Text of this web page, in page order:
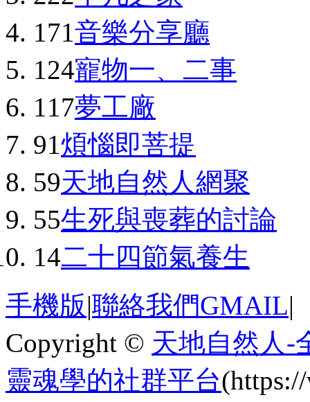
171音樂分享廳
124寵物一、二事
117夢工廠
91煩惱即菩提
59天地自然人網聚
55生死與喪葬的討論
14二十四節氣養生
手機版|聯絡我們GMAIL|
Copyright © 天地自然人-
靈魂學的社群平台